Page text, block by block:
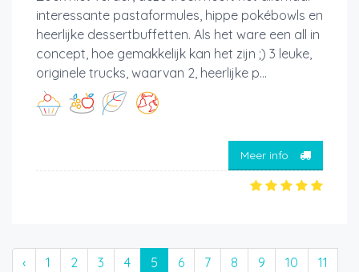
interessante pastaformules, hippe pokébowls en
heerlijke dessertbuffetten. Als het ware een all in
concept, hoe gemakkelijk kan het zijn ;) 3 leuke,
originele trucks, waarvan 2, heerlijke p...
Meer info
‹ 1 2 3 4 5 6 7 8 9 10
11